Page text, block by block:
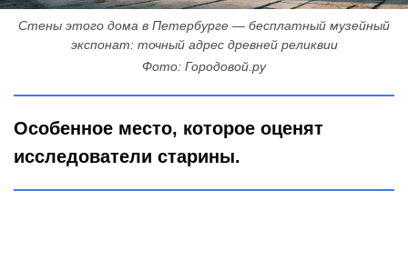
Стены этого дома в Петербурге — бесплатный музейный
экспонат: точный адрес древней реликвии
Фото: Городовой.ру
Особенное место, которое оценят
исследователи старины.